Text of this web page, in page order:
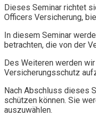
Dieses Seminar richtet
Officers Versicherung,
In diesem Seminar
betrachten, die von der
Des Weiteren werden
Versicherungsschutz
Nach Abschluss dieses
schützen können. Sie
auszuwählen.